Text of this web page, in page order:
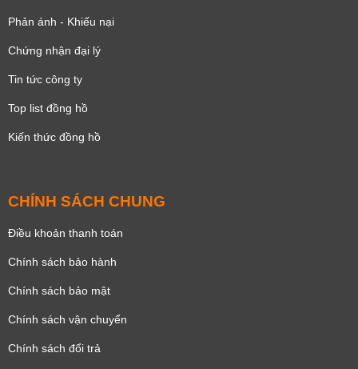
Phản ánh - Khiếu nại
Chứng nhận đại lý
Tin tức công ty
Top list đồng hồ
Kiến thức đồng hồ
CHÍNH SÁCH CHUNG
Điều khoản thanh toán
Chính sách bảo hành
Chính sách bảo mật
Chính sách vận chuyển
Chính sách đổi trả